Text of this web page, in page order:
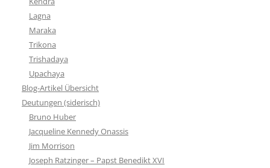
Lagna
Maraka
Trikona
Trishadaya
Upachaya
Blog-Artikel Übersicht
Deutungen (siderisch)
Bruno Huber
Jacqueline Kennedy Onassis
Jim Morrison
Joseph Ratzinger – Papst Benedikt XVI